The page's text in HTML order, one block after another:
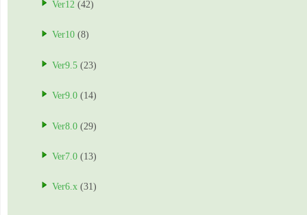
Ver12 (42)
Ver10 (8)
Ver9.5 (23)
Ver9.0 (14)
Ver8.0 (29)
Ver7.0 (13)
Ver6.x (31)